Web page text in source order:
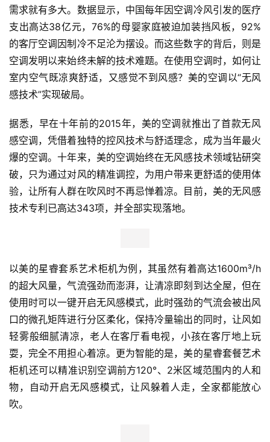
需求就有多大。数据显示，中国每年因空调冷风引发的医疗
支出高达38亿元，76%的母婴家庭被迫加装挡风板，92%
的客厅空调因制冷不足沦为摆设。而这些数字的背后，则是
空调发明以来始终未解的技术难题。在使用空调时，如何让
室内空气既凉爽舒适，又感觉不到风感？美的空调以“无风
感技术”实现破局。
据悉，早在十年前的2015年，美的空调就推出了首款无风
感空调，凭借着独特的控风技术与舒适理念，成为当年最火
爆的空调。十年来，美的空调始终在无风感技术领域钻研突
破，只为通过对风的精准调控，为用户带来更舒适的使用体
验，让所有人群在吹风时不再忌惮着凉。目前，美的无风感
技术专利已高达343项，并全部实现落地。
以美的星睿套系艺术柜机为例，其虽然有着高达1600m³/h
的超大风量，气流强劲而澎湃，让清凉即刻到达全屋，但在
使用时可以一键开启无风感模式，此时强劲的气流会被出风
口的微孔矩阵进行分区柔化，保持冷量输出的同时，让风如
轻雾般细腻清凉，老人在客厅看电视，小孩在客厅地上玩
耍，完全不用担心着凉。更为智能的是，美的星睿套餐艺术
柜机还可以精准识别空调前方120°、2米区域范围内的人和
物，自动开启无风感模式，让风躲着人走，全家都能放心
吹。